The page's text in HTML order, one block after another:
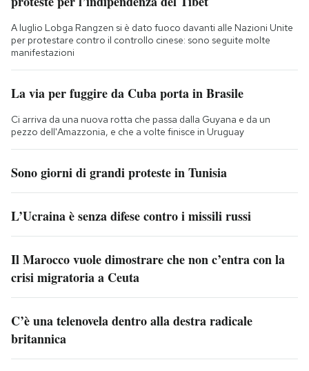
A luglio Lobga Rangzen si è dato fuoco davanti alle Nazioni Unite
per protestare contro il controllo cinese: sono seguite molte
manifestazioni
La via per fuggire da Cuba porta in Brasile
Ci arriva da una nuova rotta che passa dalla Guyana e da un
pezzo dell'Amazzonia, e che a volte finisce in Uruguay
Sono giorni di grandi proteste in Tunisia
L’Ucraina è senza difese contro i missili russi
Il Marocco vuole dimostrare che non c’entra con la
crisi migratoria a Ceuta
C’è una telenovela dentro alla destra radicale
britannica